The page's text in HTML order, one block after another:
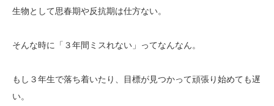
生物として思春期や反抗期は仕方ない。
そんな時に「３年間ミスれない」ってなんなん。
もし３年生で落ち着いたり、目標が見つかって頑張り始めても遅
い。